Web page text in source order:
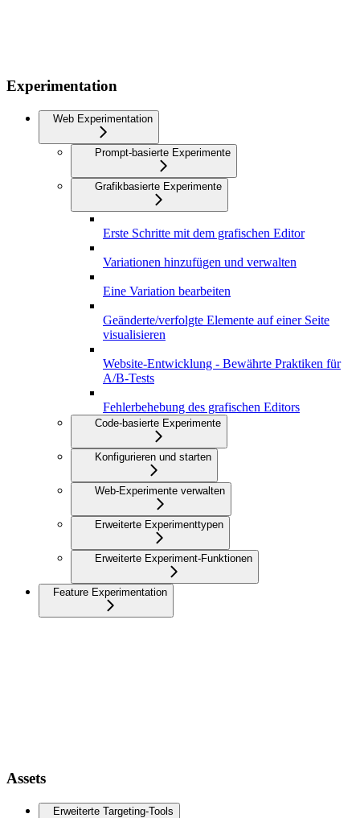
Experimentation
Web Experimentation
Prompt-basierte Experimente
Grafikbasierte Experimente
Erste Schritte mit dem grafischen Editor
Variationen hinzufügen und verwalten
Eine Variation bearbeiten
Geänderte/verfolgte Elemente auf einer Seite
visualisieren
Website-Entwicklung - Bewährte Praktiken für
A/B-Tests
Fehlerbehebung des grafischen Editors
Code-basierte Experimente
Konfigurieren und starten
Web-Experimente verwalten
Erweiterte Experimenttypen
Erweiterte Experiment-Funktionen
Feature Experimentation
Assets
Erweiterte Targeting-Tools